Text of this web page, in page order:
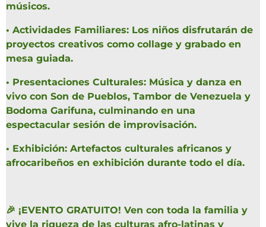
músicos.
• Actividades Familiares: Los niños disfrutarán de
proyectos creativos como collage y grabado en
mesa guiada.
• Presentaciones Culturales: Música y danza en
vivo con Son de Pueblos, Tambor de Venezuela y
Bodoma Garifuna, culminando en una
espectacular sesión de improvisación.
• Exhibición: Artefactos culturales africanos y
afrocaribeños en exhibición durante todo el día.
🎉 ¡EVENTO GRATUITO! Ven con toda la familia y
vive la riqueza de las culturas afro-latinas y